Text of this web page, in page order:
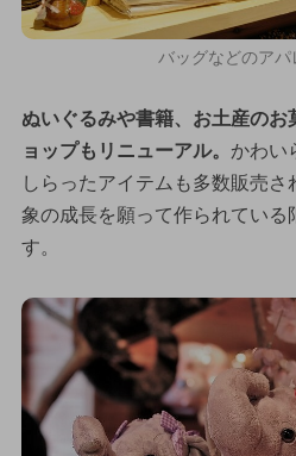
バッグなどのアパ
ぬいぐるみや書籍、お土産の
ョップもリニューアル。 かわい
しらったアイテムも多数販売さ
象の成長を願って作られている
す。